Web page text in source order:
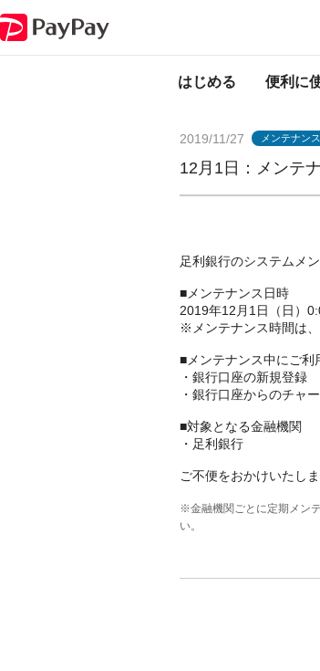
はじめる 便利に
2019/11/27 メンテナンス
12月1日：メンテ
足利銀行のシステムメ
■メンテナンス日時
2019年12月1日（日）
※メンテナンス時間は
■メンテナンス中にご利
・銀行口座の新規登録
・銀行口座からのチャ
■対象となる金融機関
・足利銀行
ご不便をおかけいたし
※金融機関ごとに定期メン
い。